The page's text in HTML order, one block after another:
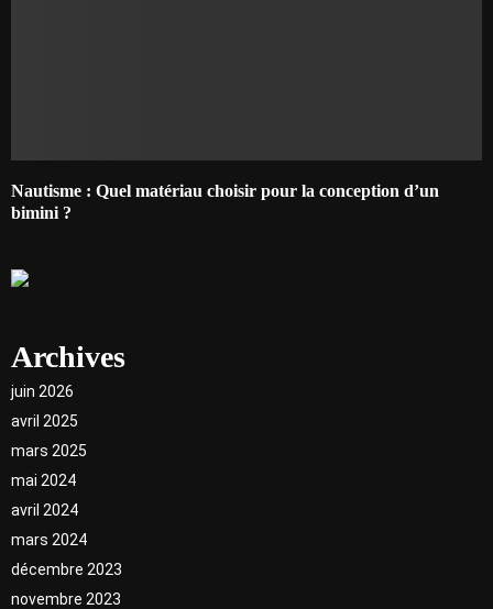
Nautisme : Quel matériau choisir pour la conception d’un
bimini ?
Archives
juin 2026
avril 2025
mars 2025
mai 2024
avril 2024
mars 2024
décembre 2023
novembre 2023